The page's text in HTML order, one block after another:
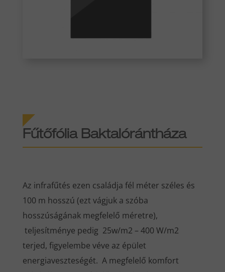
Fűtőfólia Baktalórántháza
Az infrafűtés ezen családja fél méter széles és
100 m hosszú (ezt vágjuk a szóba
hosszúságának megfelelő méretre),
teljesítménye pedig 25w/m2 – 400 W/m2
terjed, figyelembe véve az épület
energiaveszteségét. A megfelelő komfort